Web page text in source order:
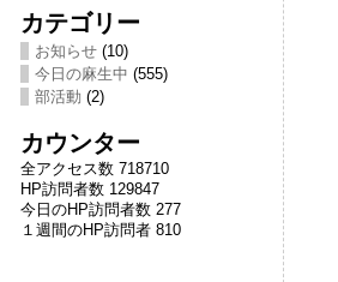
カテゴリー
お知らせ(10)
今日の麻生中 (555)
部活動 (2)
カウンター
全アクセス数 718710
HP訪問者数 129847
今日のHP訪問者数 277
１週間のHP訪問者 810